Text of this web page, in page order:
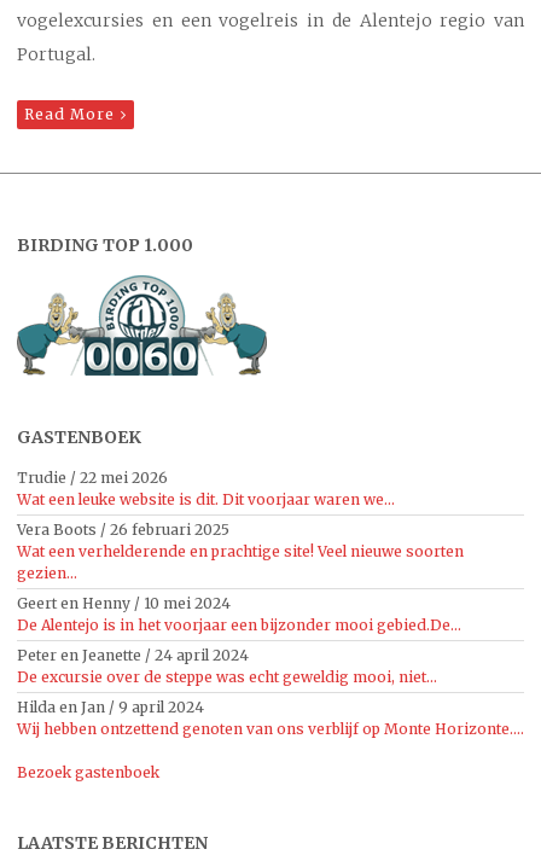
vogelexcursies en een vogelreis in de Alentejo regio van
Portugal.
Read More
BIRDING TOP 1.000
GASTENBOEK
Trudie / 22 mei 2026
Wat een leuke website is dit. Dit voorjaar waren we...
Vera Boots / 26 februari 2025
Wat een verhelderende en prachtige site! Veel nieuwe soorten
gezien...
Geert en Henny / 10 mei 2024
De Alentejo is in het voorjaar een bijzonder mooi gebied.De...
Peter en Jeanette / 24 april 2024
De excursie over de steppe was echt geweldig mooi, niet...
Hilda en Jan / 9 april 2024
Wij hebben ontzettend genoten van ons verblijf op Monte Horizonte....
Bezoek gastenboek
LAATSTE BERICHTEN